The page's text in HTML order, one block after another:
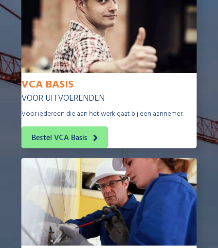
VCA BASIS
VOOR UITVOERENDEN
Voor iedereen die aan het werk gaat bij een aannemer.
Bestel VCA Basis